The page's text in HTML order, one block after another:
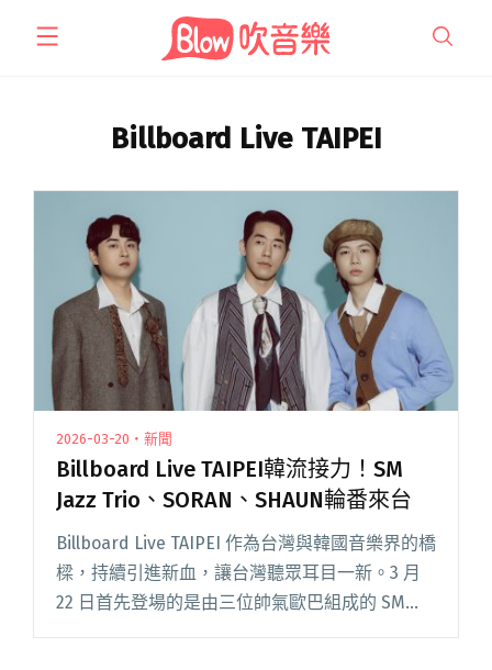
Billboard Live TAIPEI
2026-03-20・新聞
Billboard Live TAIPEI韓流接力！SM
Jazz Trio、SORAN、SHAUN輪番來台
Billboard Live TAIPEI 作為台灣與韓國音樂界的橋
樑，持續引進新血，讓台灣聽眾耳目一新。3 月
22 日首先登場的是由三位帥氣歐巴組成的 SM
Jazz Trio，將經典 K-POP 歌曲以爵士風格重新詮